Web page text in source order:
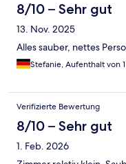
8/10 – Sehr gut
13. Nov. 2025
Alles sauber, nettes
Stefanie, Aufenthalt von
Verifizierte Bewertung
8/10 – Sehr gut
1. Feb. 2026